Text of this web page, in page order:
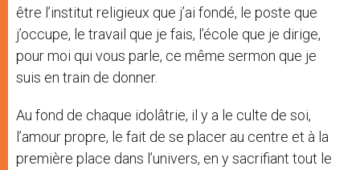
être l’institut religieux que j’ai fondé, le poste que
j’occupe, le travail que je fais, l’école que je dirige,
pour moi qui vous parle, ce même sermon que je
suis en train de donner.
Au fond de chaque idolâtrie, il y a le culte de soi,
l’amour propre, le fait de se placer au centre et à la
première place dans l’univers, en y sacrifiant tout le